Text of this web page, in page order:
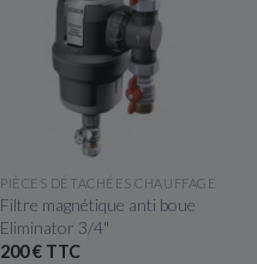
APERÇU RAPIDE
PIÈCES DÉTACHÉES CHAUFFAGE
Filtre magnétique anti boue
Eliminator 3/4"
200 € TTC